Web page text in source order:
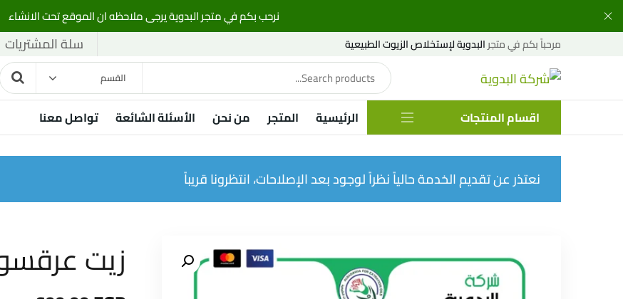
نرحب بكم في متجر البدوية يرجى ملاحظه ان الموقع تحت الانشاء
مرحباً بكم في متجرالبدوية لإستخلاص الزيوت الطبيعية سلة المشتريات
القسم
اقسام المنتجات الرئيسية المتجر من نحن الأسئلة الشائعة تواصل معنا
نعتذر عن تقديم الخدمة حالياً نظراً لوجود بعد الإصلاحات، انتظرونا قريباً
زيت عرقسوس